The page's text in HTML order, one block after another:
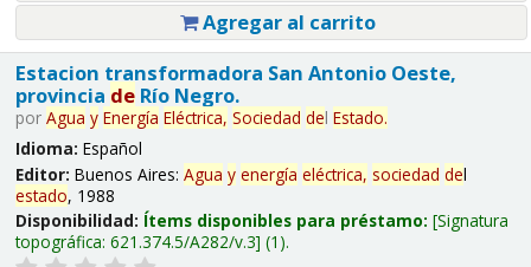
Agregar al carrito
Estacion transformadora San Antonio Oeste,
provincia deRío Negro.
por Agua y Energía Eléctrica, Sociedad del Estado.
Idioma: Español
Editor: Buenos Aires: Agua y energía eléctrica, sociedad del
estado, 1988
Disponibilidad: Ítems disponibles para préstamo: Signatura
topográfica: 621.374.5/A282/v.3 (1).